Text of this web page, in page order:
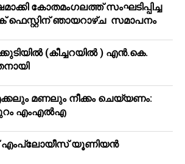
കോതമംഗലത്ത് സംഘടിപ്പിച്ച
ഞായറാഴ്ച സമാപനം
(കീച്ചറയിൽ ) എൻ.കെ.
മണലും നീക്കം ചെയ്യണം:
എംഎൽഎ
എംപ്ലോയീസ് യൂണിയൻ